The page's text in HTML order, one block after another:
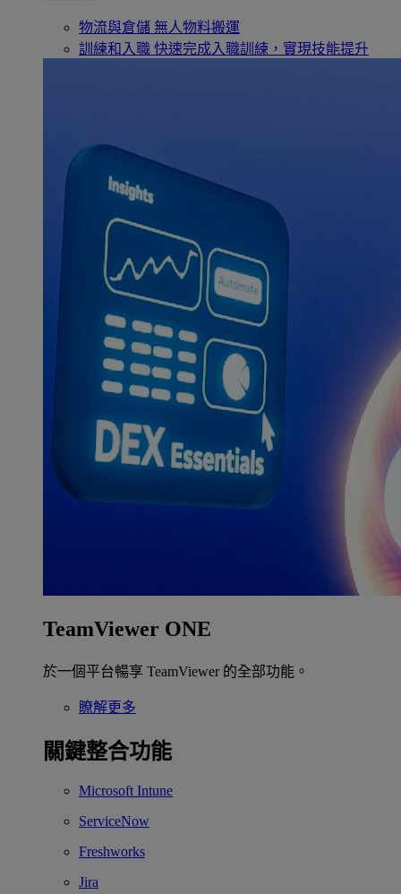
物流與倉儲 無人物料搬運
訓練和入職 快速完成入職訓練，實現技能提升
TeamViewer ONE
於一個平台暢享 TeamViewer 的全部功能。
瞭解更多
關鍵整合功能
Microsoft Intune
ServiceNow
Freshworks
Jira